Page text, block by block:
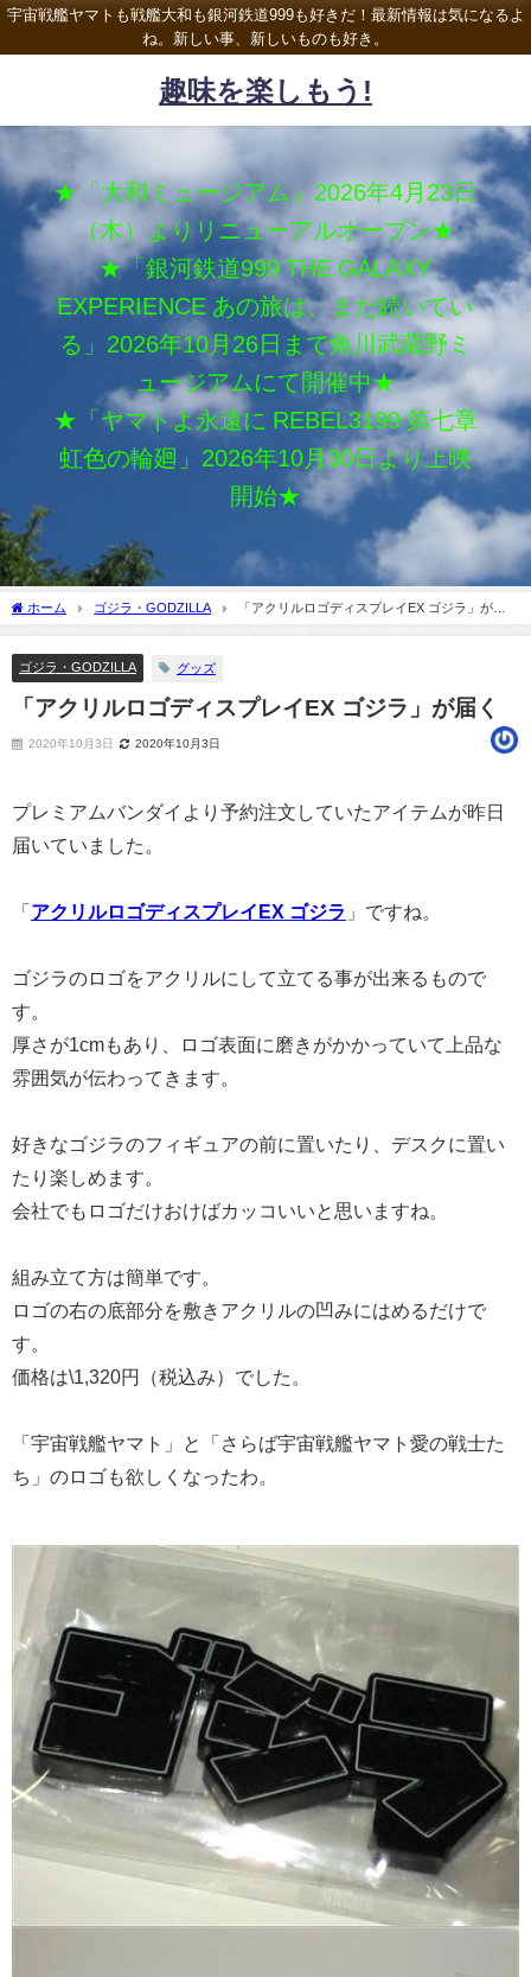
宇宙戦艦ヤマトも戦艦大和も銀河鉄道999も好きだ！最新情報は気になるよ
ね。新しい事、新しいものも好き。
趣味を楽しもう!
★「大和ミュージアム」2026年4月23日
（木）よりリニューアルオープン★
★「銀河鉄道999 THE GALAXY
EXPERIENCE あの旅は、まだ続いてい
る」2026年10月26日まで角川武蔵野ミ
ュージアムにて開催中★
★「ヤマトよ永遠に REBEL3199 第七章
虹色の輪廻」2026年10月30日より上映
開始★
ホーム ゴジラ・GODZILLA
「アクリルロゴディスプレイEX ゴジラ」が届
ゴジラ・GODZILLA グッズ
「アクリルロゴディスプレイEX ゴジラ」が届く
2020年10月3日 2020年10月3日
プレミアムバンダイより予約注文していたアイテムが昨日
届いていました。
「 アクリルロゴディスプレイEX ゴジラ 」ですね。
ゴジラのロゴをアクリルにして立てる事が出来るもので
す。
厚さが1cmもあり、ロゴ表面に磨きがかかっていて上品な
雰囲気が伝わってきます。
好きなゴジラのフィギュアの前に置いたり、デスクに置い
たり楽しめます。
会社でもロゴだけおけばカッコいいと思いますね。
組み立て方は簡単です。
ロゴの右の底部分を敷きアクリルの凹みにはめるだけで
す。
価格は\1,320円（税込み）でした。
「宇宙戦艦ヤマト」と「さらば宇宙戦艦ヤマト愛の戦士た
ち」のロゴも欲しくなったわ。